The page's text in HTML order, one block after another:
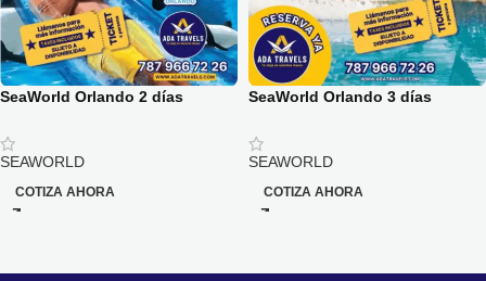
SeaWorld Orlando 2 días
SEAWORLD
COTIZA AHORA
SeaWorld Orlando 3 días
SEAWORLD
COTIZA AHORA